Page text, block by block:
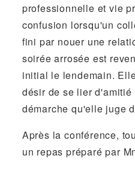
professionnelle et vie
confusion lorsqu'un
fini par nouer une
soirée arrosée est
initial le lendemain.
désir de se lier
démarche qu'elle juge
Après la conférence,
un repas préparé par